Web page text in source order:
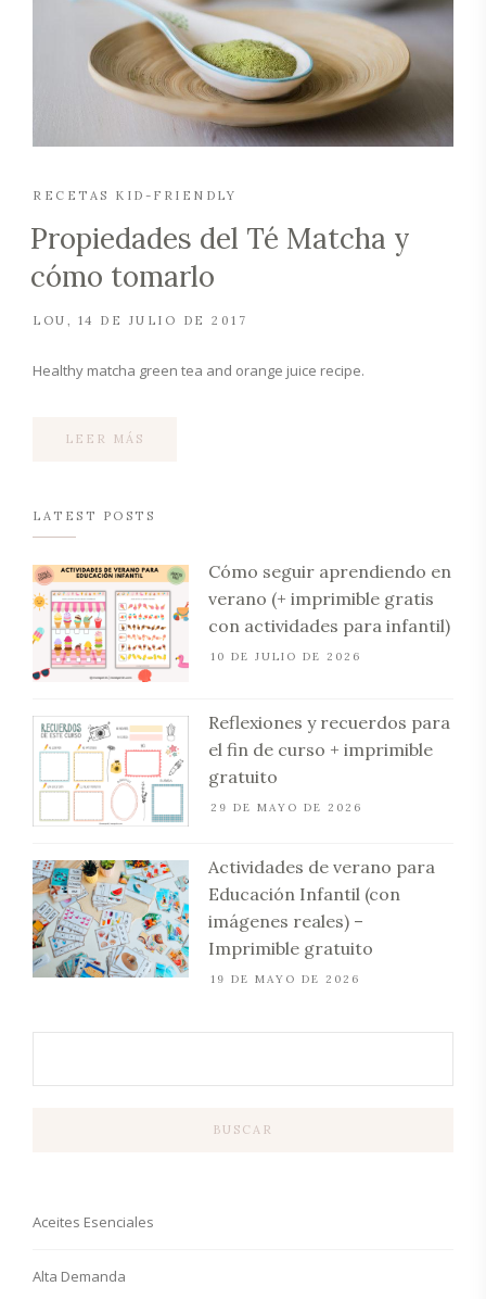
RECETAS KID-FRIENDLY
Propiedades del Té Matcha y
cómo tomarlo
LOU 14 DE JULIO DE 2017
Healthy matcha green tea and orange juice recipe.
LEER MÁS
LATEST POSTS
Cómo seguir aprendiendo en
verano (+ imprimible gratis
con actividades para infantil)
10 DE JULIO DE 2026
Reflexiones y recuerdos para
el fin de curso + imprimible
gratuito
29 DE MAYO DE 2026
Actividades de verano para
Educación Infantil (con
imágenes reales) –
Imprimible gratuito
19 DE MAYO DE 2026
BUSCAR
Aceites Esenciales
Alta Demanda